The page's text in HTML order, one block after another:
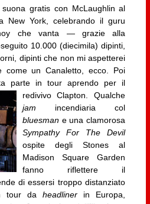
gratis con McLaughlin al
New York, celebrando il guru
che vanta — grazie alla
10.000 (diecimila) dipinti,
dipinti che non mi aspetterei
come un Canaletto, ecco. Poi
parte in tour aprendo per il
redivivo Clapton.Qualche
jam incendiaria col
bluesman e una clamorosa
Sympathy For The Devil
ospite degli Stones al
Madison Square Garden
fanno riflettere il
di essersi troppo distanziato
tour daheadliner in Europa,